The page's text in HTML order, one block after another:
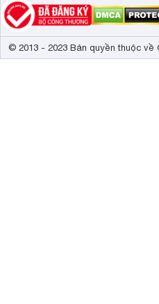
© 2013 - 2023 Bản quyền thuộc về